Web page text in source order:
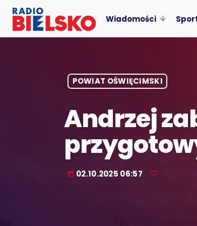
Wiadomości
POWIAT OŚWIĘCIMSKI
Andrzej
today 02.10.2025 06:57